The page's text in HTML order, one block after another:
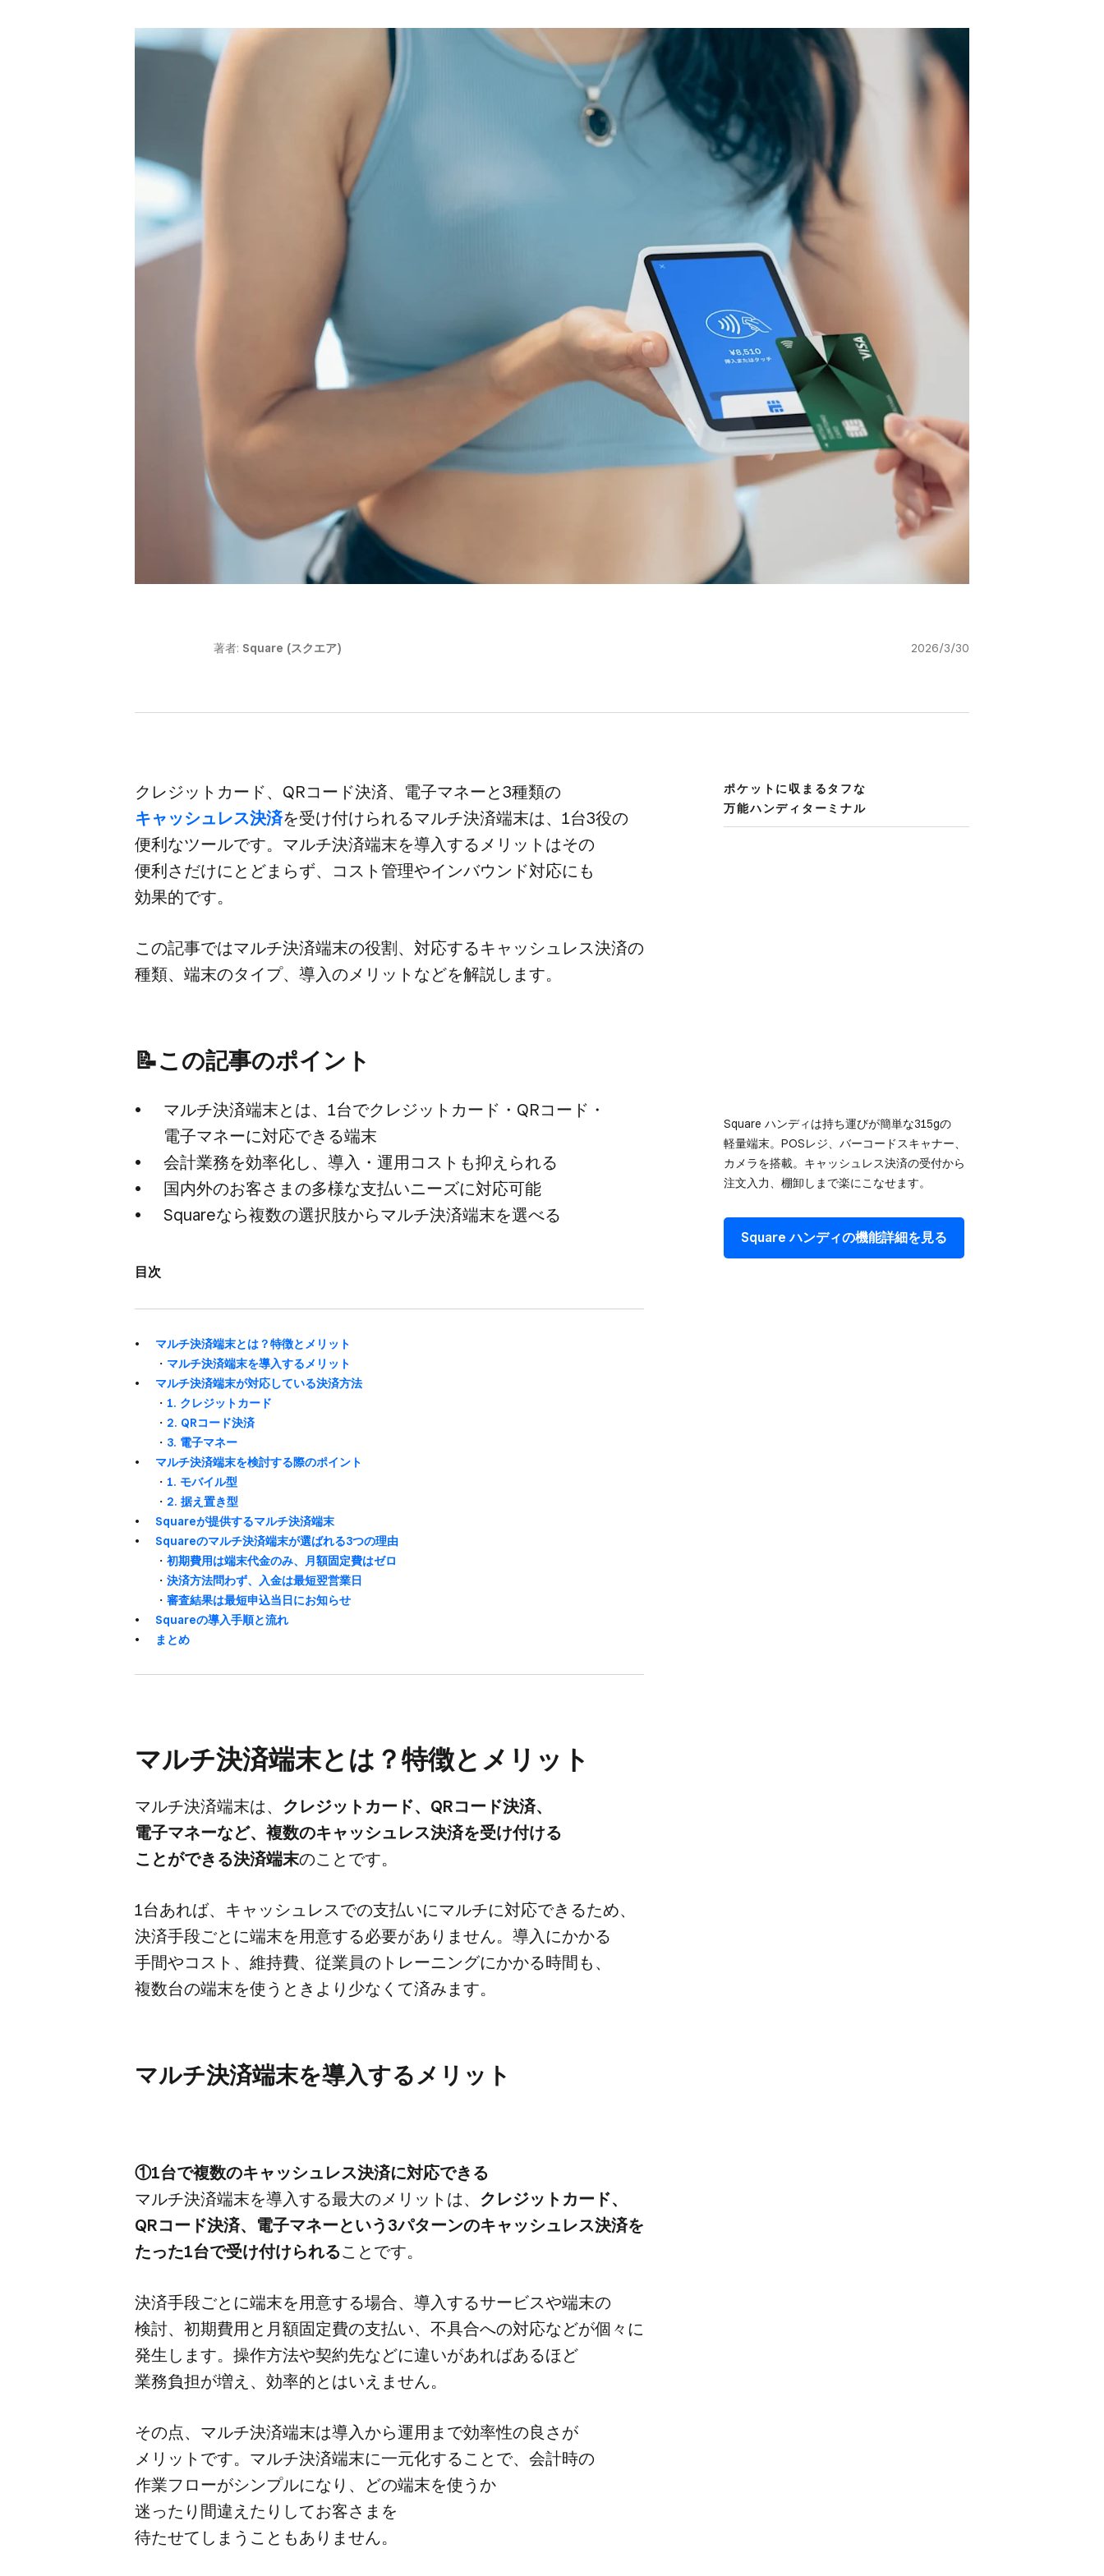
著者: Square (スクエア) 2026/3/30
クレジットカード、​QRコード決済、​電子マネーと​3種類の
キャッシュレス決済を​受け付けられる​マルチ決済端末は、​1台3役の​
便利な​ツールです。​マルチ決済端末を​導入する​メリットは​その​
便利さだけにとどまらず、​コスト管理や​インバウンド対応にも​
効果的です。
この​記事では​マルチ決済端末の​役割、​対応する​キャッシュレス決済の​
種類、​端末の​タイプ、​導入の​メリットなどを​解説します。
📝この​記事の​ポイント
マルチ決済端末とは、​1台で​クレジットカード・QRコード・
電子マネーに​対応できる​端末
会計業務を​効率化し、​導入・運用コストも​抑えられる
国内外の​お客さまの​多様な​支払い​ニーズに​対応可能
Squareなら​複数の​選択肢から​マルチ決済端末を​選べる
目次
マルチ決済端末とは？​特徴と​メリット
・ マルチ決済端末を​導入する​メリット
マルチ決済端末が​対応している​決済方​法
・ 1. クレジットカード
・ 2. QRコード決済
・ 3. 電子マネー
マルチ決済端末を​検討する​際の​ポイント
・ 1. モバイル型
・ 2. 据え​置き型
Squareが​提供する​マルチ決済端末
Squareの​マルチ決済端末が​選ばれる​3つの​理由
・ 初期費用は​端末代金のみ、​月額固定費は​ゼロ
・ 決済方​法問わず、​入金は​最短翌営業日
・ 審査結果は​最短申込当日に​お知らせ
Squareの​導入手順と​流れ
まとめ
マルチ決済端末とは？​特徴と​メリット
マルチ決済端末は、 ​クレジットカード、​QRコード決済、​
電子マネーなど、​複数の​キャッシュレス決済を​受け付ける​
ことができる​決済端末の​ことです。
1台​あれば、​キャッシュレスでの​支払いに​マルチに​対応できる​ため、​
決済手段ごとに​端末を​用意する​必要が​ありません。​導入に​かかる​
手間や​コスト、​維持費、​従業員の​トレーニングに​かかる​時間も、​
複数台の​端末を​使う​ときより​少なくて​済みます。
マルチ決済端末を​導入する​メリット
①1台で​複数の​キャッシュレス決済に​対応できる
マルチ決済端末を​導入する​最大の​メリットは、 ​クレジットカード、​
QRコード決済、​電子マネーと​いう​3パターンの​キャッシュレス決済を​
たった​1台で​受け付けられる​ことです。
決済手段ごとに​端末を​用意する​場合、​導入する​サービスや​端末の​
検討、​初期費用と​月額固定費の​支払い、​不具合への​対応などが​個々に​
発生します。​操作方​法や​契約先などに​違いが​あれば​ある​ほど​
業務負担が​増え、​効率的とは​いえません。
その点、​マルチ決済端末は​導入から​運用まで​効率性の​良さが​
メリットです。​マルチ決済端末に​一元化する​ことで、​会計時の​
作業フローが​シンプルに​なり、​どの​端末を​使うか​
迷ったり間違えたりしてお客さまを​
待たせてしまうこともありません。
ポケットに​収まる​タフな​
万能ハンディターミナル
Square ハンディは​持ち運びが​簡単な​315gの​
軽量端末。​POSレジ、​バーコードスキャナー、​
カメラを​搭載。​キャッシュレス決済の​受付から​
注文入力、​棚卸しまで​楽に​こなせます。
Square ハンディの​機能詳細を​見る